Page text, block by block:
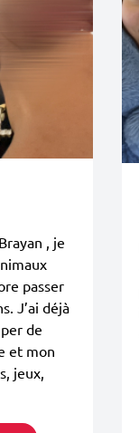
, je
passer
J’ai déjà
de
et mon
jeux,